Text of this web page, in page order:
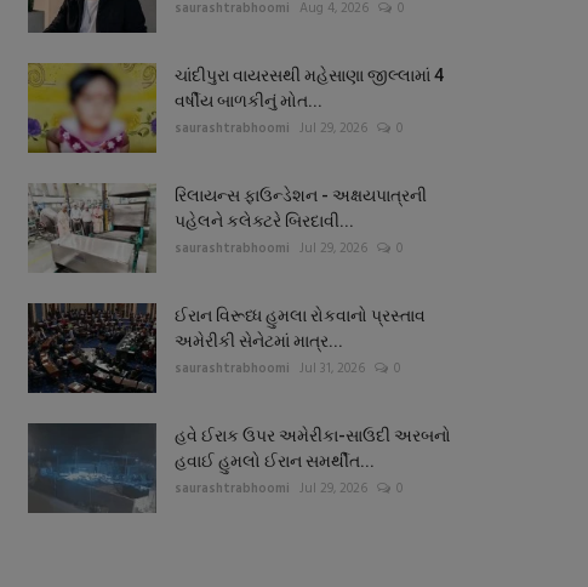
saurashtrabhoomi Aug 4, 2026 0
ચાંદીપુરા વાયરસથી મહેસાણા જીલ્લામાં 4
વર્ષીય બાળકીનું મોત...
saurashtrabhoomi Jul 29, 2026 0
રિલાયન્સ ફાઉન્ડેશન - અક્ષયપાત્રની
પહેલને કલેક્ટરે બિરદાવી...
saurashtrabhoomi Jul 29, 2026 0
ઈરાન વિરૂધ્ધ હુમલા રોકવાનો પ્રસ્તાવ
અમેરીકી સેનેટમાં માત્ર...
saurashtrabhoomi Jul 31, 2026 0
હવે ઈરાક ઉપર અમેરીકા-સાઉદી અરબનો
હવાઈ હુમલો ઈરાન સમર્થીત...
saurashtrabhoomi Jul 29, 2026 0